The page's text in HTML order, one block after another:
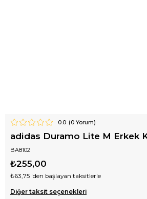
0.0 (0Yorum)
adidas Duramo Lite M Erkek
BA8102
₺255,00
₺63,75 'den başlayan taksitlerle
Diğer taksit seçenekleri